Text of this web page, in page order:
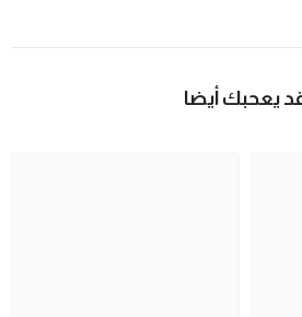
يعحبك أيضا